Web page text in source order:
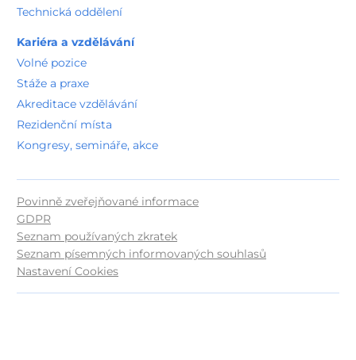
Technická oddělení
Kariéra a vzdělávání
Volné pozice
Stáže a praxe
Akreditace vzdělávání
Rezidenční místa
Kongresy, semináře, akce
Povinně zveřejňované informace
GDPR
Seznam používaných zkratek
Seznam písemných informovaných souhlasů
Nastavení Cookies